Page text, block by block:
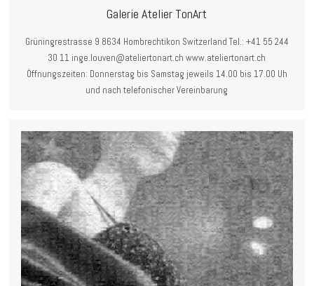
Galerie Atelier TonArt
Grüningrestrasse 9 8634 Hombrechtikon Switzerland Tel.: +41 55 244
30 11 inge.louven@ateliertonart.ch www.ateliertonart.ch
Öffnungszeiten: Donnerstag bis Samstag jeweils 14.00 bis 17.00 Uh
und nach telefonischer Vereinbarung